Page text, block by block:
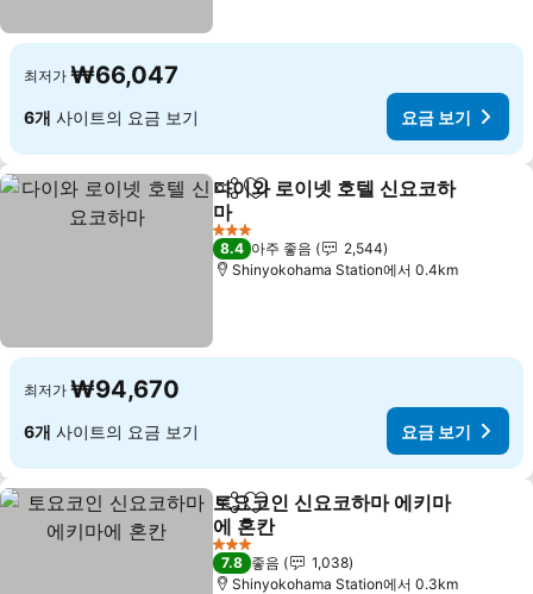
최저가 ₩66,047
6개 사이트의 요금 보기 요금 보기
공유 즐겨찾기에 추가
다이와 로이넷 호텔 신요코하
마
요금 보기
3 성급
8.4 아주 좋음
2,544
Shinyokohama Station에서 0.4km
최저가 ₩94,670
6개 사이트의 요금 보기 요금 보기
공유 즐겨찾기에 추가
토요코인 신요코하마 에키마
에 혼칸
요금 보기
3 성급
7.8 좋음
1,038
Shinyokohama Station에서 0.3km